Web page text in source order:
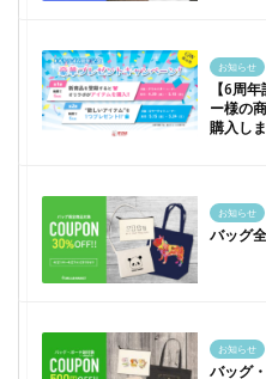
お知らせ
【6周
ー様の
購入し
お知らせ
バッグ
お知らせ
バッグ